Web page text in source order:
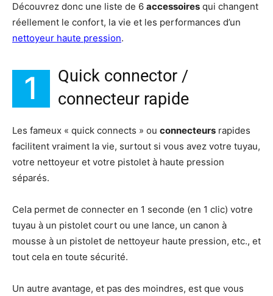
Découvrez donc une liste de 6 accessoires qui changent
réellement le confort, la vie et les performances d’un
nettoyeur haute pression.
1
Quick connector /
connecteur rapide
Les fameux « quick connects » ou connecteurs rapides
facilitent vraiment la vie, surtout si vous avez votre tuyau,
votre nettoyeur et votre pistolet à haute pression
séparés.
Cela permet de connecter en 1 seconde (en 1 clic) votre
tuyau à un pistolet court ou une lance, un canon à
mousse à un pistolet de nettoyeur haute pression, etc., et
tout cela en toute sécurité.
Un autre avantage, et pas des moindres, est que vous